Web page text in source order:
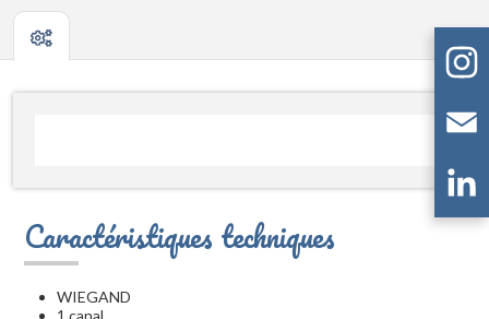
Caractéristiques techniques
WIEGAND